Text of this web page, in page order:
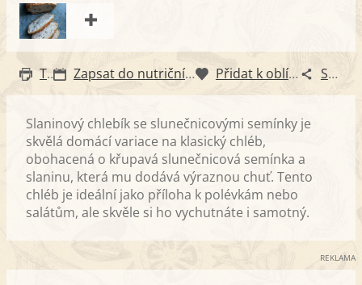
Tisk Zapsat do nutričního diáře Přidat k oblíbeným Sdílet
Slaninový chlebík se slunečnicovými semínky je
skvělá domácí variace na klasický chléb,
obohacená o křupavá slunečnicová semínka a
slaninu, která mu dodává výraznou chuť. Tento
chléb je ideální jako příloha k polévkám nebo
salátům, ale skvěle si ho vychutnáte i samotný.
REKLAMA